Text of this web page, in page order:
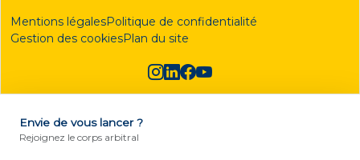
Mentions légalesPolitique de confidentialité
Gestion des cookiesPlan du site
Envie de vous lancer ?
Rejoignez le corps arbitral